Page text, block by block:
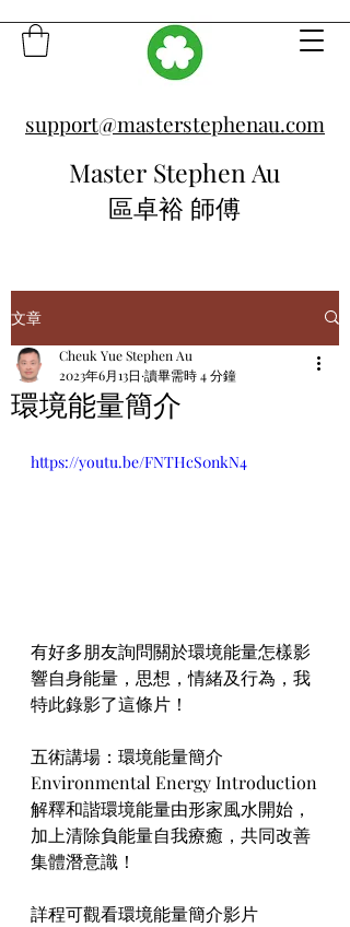
support@masterstephenau.com
Master Stephen Au
區卓裕 師傅
文章
環境能量簡介
Cheuk Yue Stephen Au
2023年6月13日 讀畢需時 4 分鐘
https://youtu.be/FNTHcS0nkN4
有好多朋友詢問關於環境能量怎樣影
響自身能量，思想，情緒及行為，我
特此錄影了這條片！
五術講場：環境能量簡介
Environmental Energy Introduction
解釋和諧環境能量由形家風水開始，
加上清除負能量自我療癒，共同改善
集體潛意識！
詳程可觀看環境能量簡介影片